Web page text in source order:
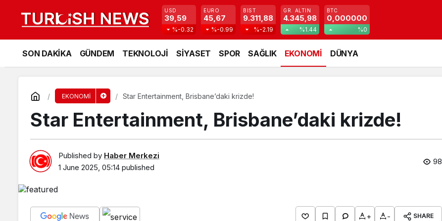
USD
39,59
%-0.32
EURO
45,67
%-0.99
BIST
9.311,88
%-2.19
GR. ALTIN
4.345,98
%1.44
BTC
0,000000
%0
SON DAKİKA GÜNDEM TEKNOLOJİ SİYASET SPOR SAĞLIK EKONOMİ DÜNYA
EKONOMİ Star Entertainment, Brisbane’daki krizde!
Star Entertainment, Brisbane’daki krizde!
Published by Haber Merkezi
1 June 2025, 05:14 published
98
+ - SHARE